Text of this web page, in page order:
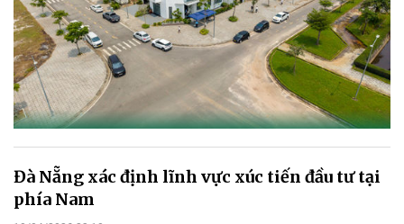
Đà Nẵng xác định lĩnh vực xúc tiến đầu tư tại
phía Nam